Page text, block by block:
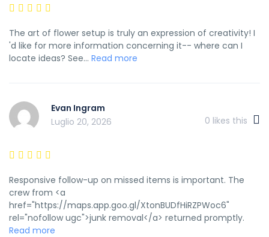
The art of flower setup is truly an expression of creativity! I
'd like for more information concerning it-- where can I
locate ideas? See... Read more
Evan Ingram
Luglio 20, 2026
0 likes this
Responsive follow-up on missed items is important. The
crew from <a
href="https://maps.app.goo.gl/XtonBUDfHiRZPWoc6"
rel="nofollow ugc">junk removal</a> returned promptly.
Read more